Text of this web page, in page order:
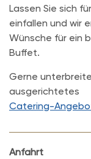
Lassen Sie sich
einfallen und wir
Wünsche für ein
Buffet.
Gerne
ausgerichtetes
Catering-
Anfahrt